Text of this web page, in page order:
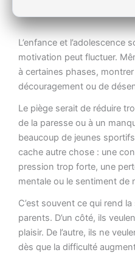
L’enfance et l’adolescence
motivation peut fluctuer.
à certaines phases,
découragement ou de
Le piège serait de réduire
de la paresse ou à un
beaucoup de jeunes
cache autre chose : une
pression trop forte, une
mentale ou le sentiment de
C’est souvent ce qui rend
parents. D’un côté, ils
plaisir. De l’autre, ils ne
dès que la difficulté